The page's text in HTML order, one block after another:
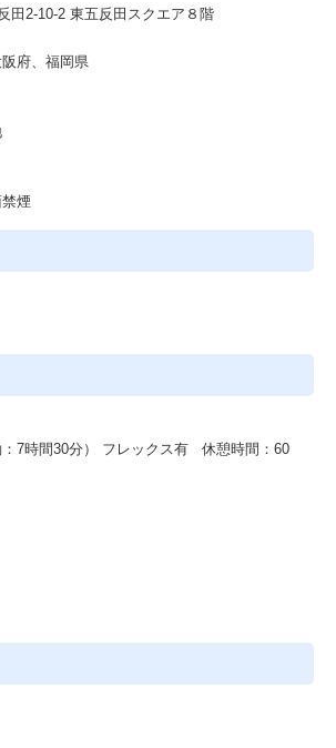
田2-10-2 東五反田スクエア８階
府、福岡県
煙
7時間30分） フレックス有 休憩時間：60